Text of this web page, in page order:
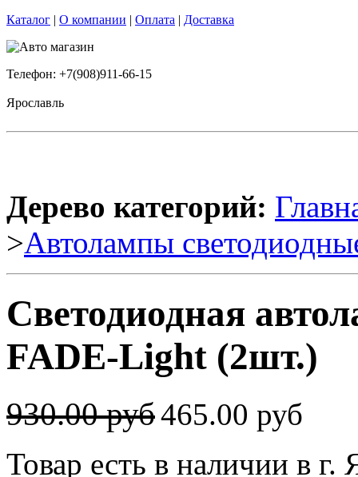
Каталог | О компании | Оплата | Доставка
Телефон: +7(908)911-66-15
Ярославль
Дерево категорий:
>Автолампы
Светодиодная
FADE-Light (2шт.)
930.00 руб465.00 руб
Товар есть в наличии в г.